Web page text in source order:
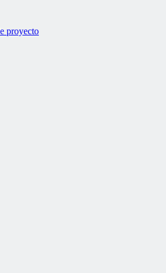
proyecto